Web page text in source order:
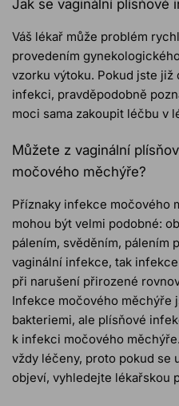
Jak se vaginální plísňové
Váš lékař může problém
provedením
vzorku výtoku. Pokud jste již
infekci, pravděpodobně
moci sama zakoupit léčbu v
Můžete z vaginální
močového měchýře?
Příznaky infekce močového
mohou být velmi podobné:
pálením, svěděním, pálením
vaginální infekce, tak
při narušení přirozené
Infekce močového měchýře
bakteriemi, ale plísňové
k infekci močového
vždy léčeny, proto pokud se
objeví, vyhledejte lékařskou